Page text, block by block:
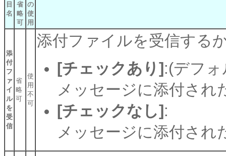
目
名
省
略
可
の
使
用
添
付
フ
ァ
イ
ル
を
受
信
省
略
可
使
用
不
可
添付ファイルを受信する
[チェックあり] :(デフ
メッセージに添付され
[チェックなし] :
メッセージに添付され